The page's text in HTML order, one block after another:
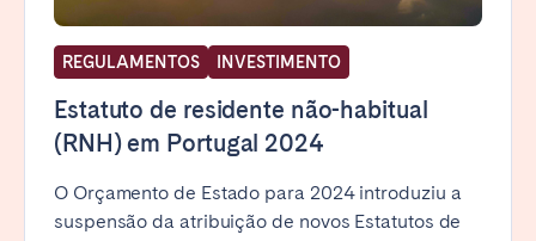
REGULAMENTOS INVESTIMENTO
Estatuto de residente não-habitual
(RNH) em Portugal 2024
O Orçamento de Estado para 2024 introduziu a
suspensão da atribuição de novos Estatutos de